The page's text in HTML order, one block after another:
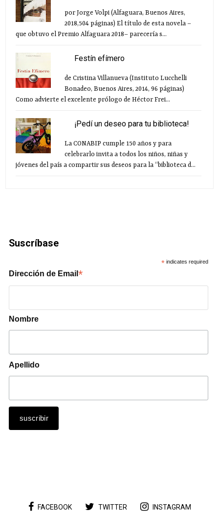
por Jorge Volpi (Alfaguara, Buenos Aires,
2018,504 páginas) El título de esta novela –
que obtuvo el Premio Alfaguara 2018– parecería s...
Festín efímero
de Cristina Villanueva (Instituto Lucchelli
Bonadeo, Buenos Aires, 2014, 96 páginas)
Como advierte el excelente prólogo de Héctor Frei...
¡Pedí un deseo para tu biblioteca!
La CONABIP cumple 150 años y para
celebrarlo invita a todos los niños, niñas y
jóvenes del país a compartir sus deseos para la “biblioteca d...
Suscríbase
* indicates required
Dirección de Email*
Nombre
Apellido
FACEBOOK TWITTER INSTAGRAM